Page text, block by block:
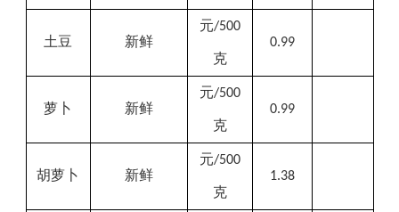
土豆 新鲜
元/500
克
0.99
萝卜 新鲜
元/500
克
0.99
胡萝卜 新鲜
元/500
克
1.38